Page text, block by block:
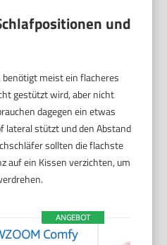
und
meist ein flacheres
gestützt wird, aber nicht
dagegen ein etwas
lateral stützt und den Abstand
sollten die flachste
auf ein Kissen verzichten, um
ANGEBOT
Comfy